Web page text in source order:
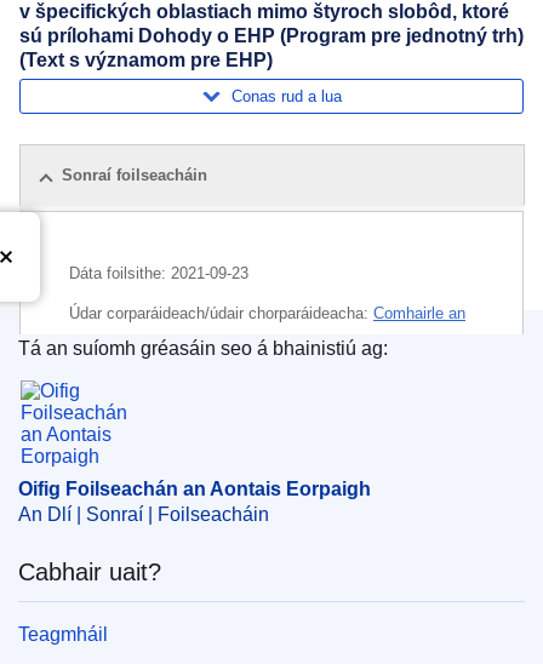
v špecifických oblastiach mimo štyroch slobôd, ktoré
sú prílohami Dohody o EHP (Program pre jednotný trh)
(Text s významom pre EHP)
Conas rud a lua
Sonraí foilseacháin
Dáta foilsithe: 2021-09-23
Údar corparáideach/údair chorparáideacha: Comhairle an
Aontais Eorpaigh
Ábhar:
Aontais Eorpaigh
Comhchoiste LEE
aonair,prótacal a ghabhann le comhaontú
an Aontais Eorpaigh,ábhair beathúcháin ainmhithe
OJ : JOL_2021_348_R_0003
Oifig Foilseachán an Aontais Eorpaigh
Tá an suíomh gréasáin seo á bhainistiú ag:
Oifig Foilseachán an Aontais Eorpaigh
An Dlí | Sonraí | Foilseacháin
Cabhair uait?
Teagmháil